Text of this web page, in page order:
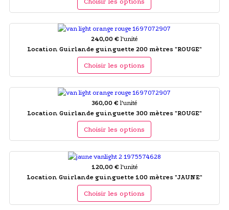
240,00 € l'unité
Location Guirlande guinguette 200 mètres "ROUGE"
Choisir les options
360,00 € l'unité
Location Guirlande guinguette 300 mètres "ROUGE"
Choisir les options
120,00 € l'unité
Location Guirlande guinguette 100 mètres "JAUNE"
Choisir les options